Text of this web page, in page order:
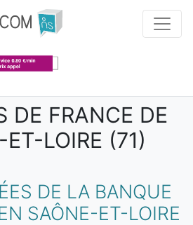
DE FRANCE DE
LOIRE (71)
DE LA BANQUE
SAÔNE-ET-LOIRE